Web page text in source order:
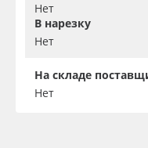
Нет
В нарезку
Нет
На складе
Нет